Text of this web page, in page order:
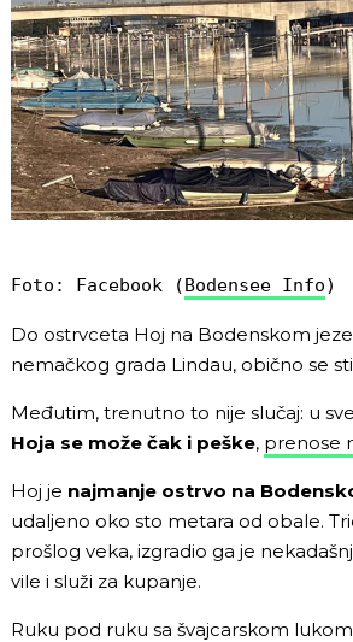
Foto: Facebook (Bodensee Info)
Do ostrvceta Hoj na Bodenskom
nemačkog grada Lindau, obično se
Međutim, trenutno to nije slučaj: u
Hoja se može čak i peške, prenose
Hoj je najmanje ostrvo na
udaljeno oko sto metara od obale.
prošlog veka, izgradio ga je
vile i služi za kupanje.
Ruku pod ruku sa švajcarskom